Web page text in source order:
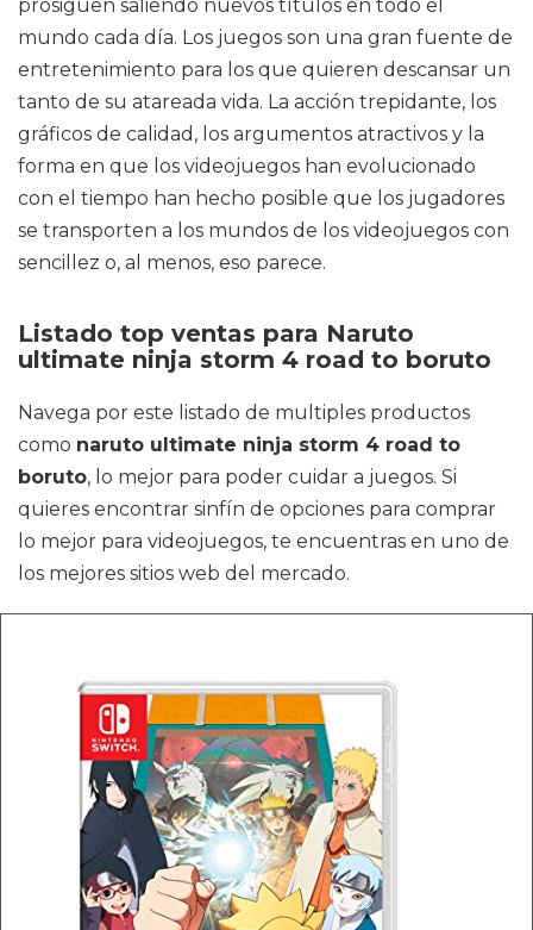
prosiguen saliendo nuevos títulos en todo el
mundo cada día. Los juegos son una gran fuente de
entretenimiento para los que quieren descansar un
tanto de su atareada vida. La acción trepidante, los
gráficos de calidad, los argumentos atractivos y la
forma en que los videojuegos han evolucionado
con el tiempo han hecho posible que los jugadores
se transporten a los mundos de los videojuegos con
sencillez o, al menos, eso parece.
Listado top ventas para Naruto
ultimate ninja storm 4 road to boruto
Navega por este listado de multiples productos
como naruto ultimate ninja storm 4 road to
boruto, lo mejor para poder cuidar a juegos. Si
quieres encontrar sinfín de opciones para comprar
lo mejor para videojuegos, te encuentras en uno de
los mejores sitios web del mercado.